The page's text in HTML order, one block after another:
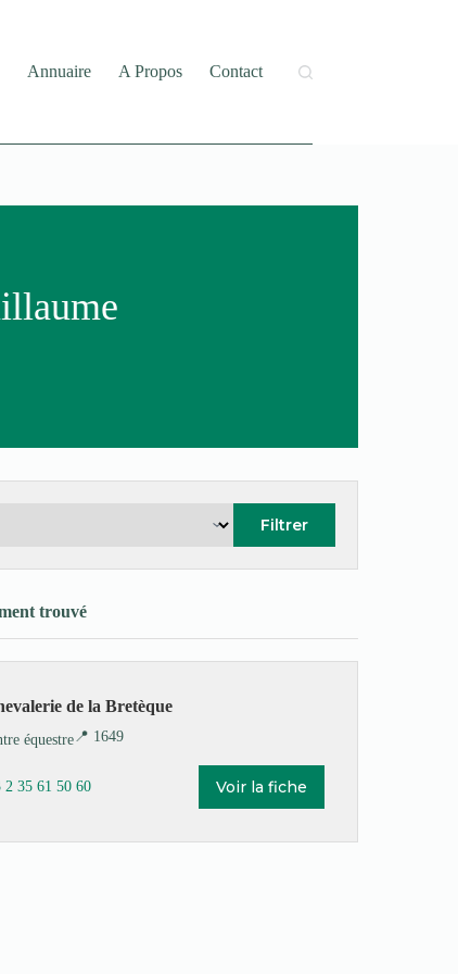
Annuaire A Propos Contact
Filtrer
trouvé
de la Bretèque
équestre📍 1649
2 35 61 50 60 Voir la fiche